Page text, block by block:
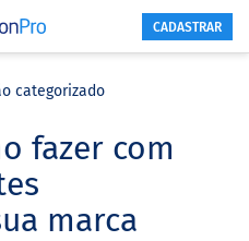
CADASTRAR
categorizado
fazer com
marca